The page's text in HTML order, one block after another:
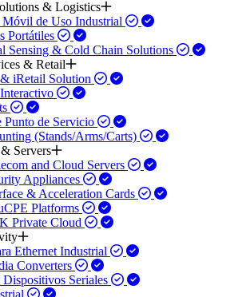
& Logistics
de Uso Industrial
Portátiles
Sensing & Cold Chain Solutions
& Retail
iRetail Solution
Punto de Servicio
(Stands/Arms/Carts)
Servers
and Cloud Servers
Appliances
& Acceleration Cards
Platforms
Private Cloud
Ethernet Industrial
Converters
Dispositivos Seriales